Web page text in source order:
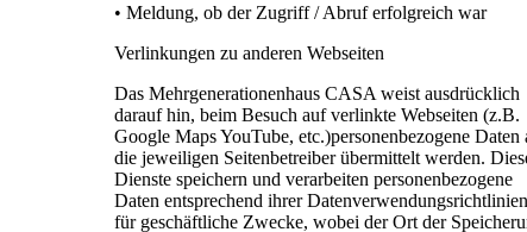
• Meldung, ob der Zugriff / Abruf erfolgreich war
Verlinkungen zu anderen Webseiten
Das Mehrgenerationenhaus CASA weist ausdrücklich
darauf hin, beim Besuch auf verlinkte Webseiten (z.B.
Google Maps YouTube, etc.)personenbezogene Daten
die jeweiligen Seitenbetreiber übermittelt werden.
Dienste speichern und verarbeiten personenbezogene
Daten entsprechend ihrer Datenverwendungsrichtlinien
für geschäftliche Zwecke, wobei der Ort der